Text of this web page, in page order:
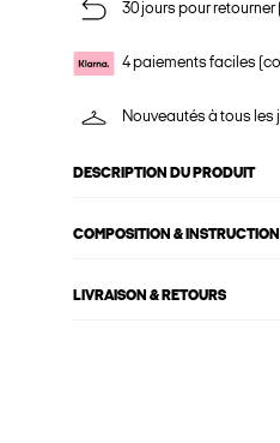
30 jours pour retourner
4 paiements faciles
Nouveautés à tous les
DESCRIPTION DU PRODUIT
COMPOSITION &
LIVRAISON & RETOURS